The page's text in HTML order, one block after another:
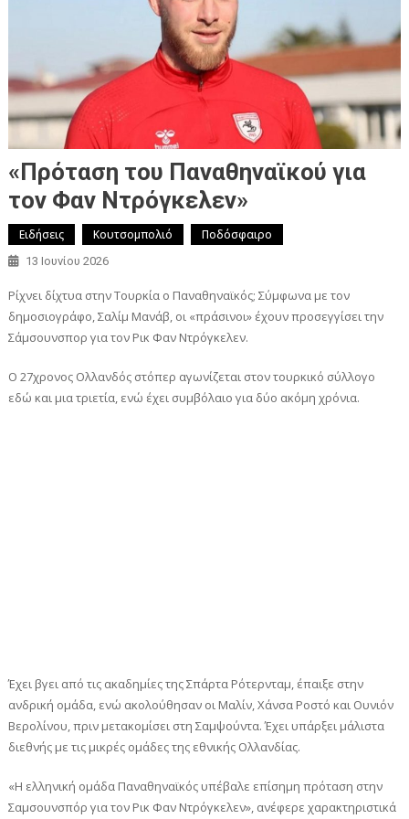
«Πρόταση του Παναθηναϊκού για
τον Φαν Ντρόγκελεν»
Ειδήσεις Κουτσομπολιό Ποδόσφαιρο
13 Ιουνίου 2026
Ρίχνει δίχτυα στην Τουρκία ο Παναθηναϊκός; Σύμφωνα με τον
δημοσιογράφο, Σαλίμ Μανάβ, οι «πράσινοι» έχουν προσεγγίσει την
Σάμσουνσπορ για τον Ρικ Φαν Ντρόγκελεν.
Ο 27χρονος Ολλανδός στόπερ αγωνίζεται στον τουρκικό σύλλογο
εδώ και μια τριετία, ενώ έχει συμβόλαιο για δύο ακόμη χρόνια.
Έχει βγει από τις ακαδημίες της Σπάρτα Ρότερνταμ, έπαιξε στην
ανδρική ομάδα, ενώ ακολούθησαν οι Μαλίν, Χάνσα Ροστό και Ουνιόν
Βερολίνου, πριν μετακομίσει στη Σαμψούντα. Έχει υπάρξει μάλιστα
διεθνής με τις μικρές ομάδες της εθνικής Ολλανδίας.
«Η ελληνική ομάδα Παναθηναϊκός υπέβαλε επίσημη πρόταση στην
Σαμσουνσπόρ για τον Ρικ Φαν Ντρόγκελεν», ανέφερε χαρακτηριστικά